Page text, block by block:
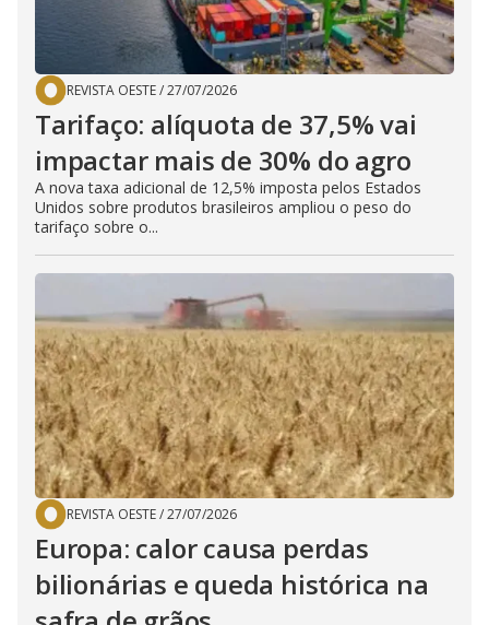
REVISTA OESTE/27/07/2026
Tarifaço: alíquota de 37,5% vai
impactar mais de 30% do agro
A nova taxa adicional de 12,5% imposta pelos Estados
Unidos sobre produtos brasileiros ampliou o peso do
tarifaço sobre o...
REVISTA OESTE/27/07/2026
Europa: calor causa perdas
bilionárias e queda histórica na